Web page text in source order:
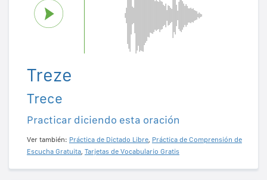
Treze
Trece
Practicar diciendo esta oración
Ver también: Práctica de Dictado Libre, Práctica de Comprensión de
Escucha Gratuita, Tarjetas de Vocabulario Gratis